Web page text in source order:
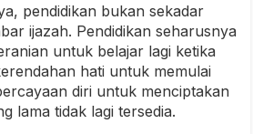
pendidikan bukan sekadar
ijazah. Pendidikan seharusnya
untuk belajar lagi ketika
hati untuk memulai
diri untuk menciptakan
lama tidak lagi tersedia.